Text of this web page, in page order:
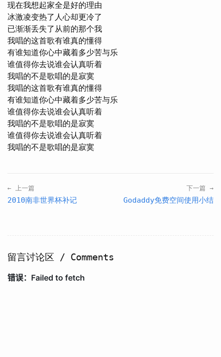
现在我想起家全是好的理由
冰激凌变热了人心却更冷了
已渐渐丢失了从前的那个我
我唱的这首歌有谁真的懂得
有谁知道你心中藏着多少苦与乐
谁值得你去说谁会认真听着
我唱的不是歌唱的是寂寞
我唱的这首歌有谁真的懂得
有谁知道你心中藏着多少苦与乐
谁值得你去说谁会认真听着
我唱的不是歌唱的是寂寞
谁值得你去说谁会认真听着
← 上一篇
2010南非世界杯补记
下一篇 →
Godaddy免费空间使用小结
留言讨论区 / Comments